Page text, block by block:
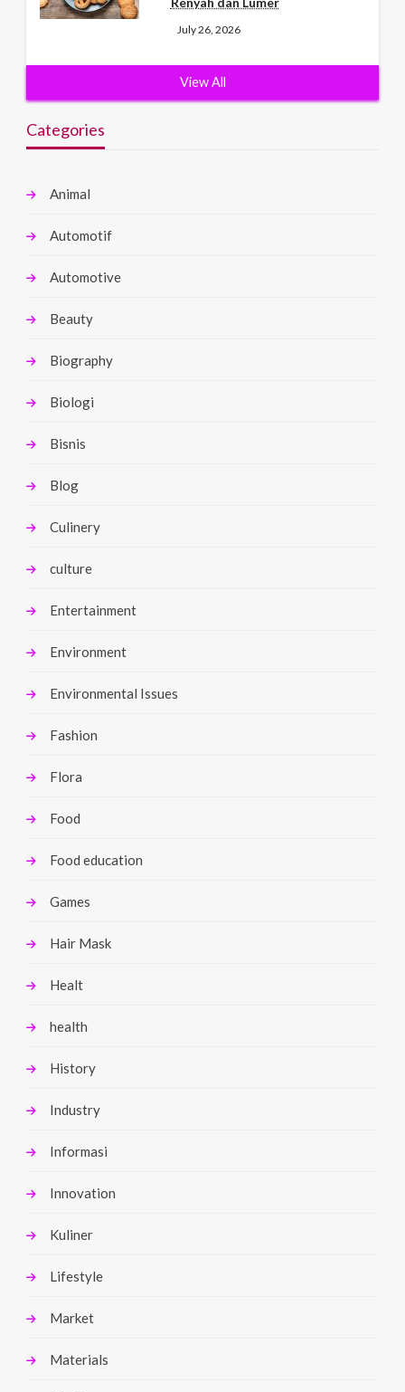
July 26, 2026
View All
Categories
Animal
Automotif
Automotive
Beauty
Biography
Biologi
Bisnis
Blog
Culinery
culture
Entertainment
Environment
Environmental Issues
Fashion
Flora
Food
Food education
Games
Hair Mask
Healt
health
History
Industry
Informasi
Innovation
Kuliner
Lifestyle
Market
Materials